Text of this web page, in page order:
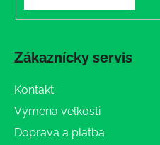
Zákaznícky servis
Kontakt
Výmena veľkosti
Doprava a platba